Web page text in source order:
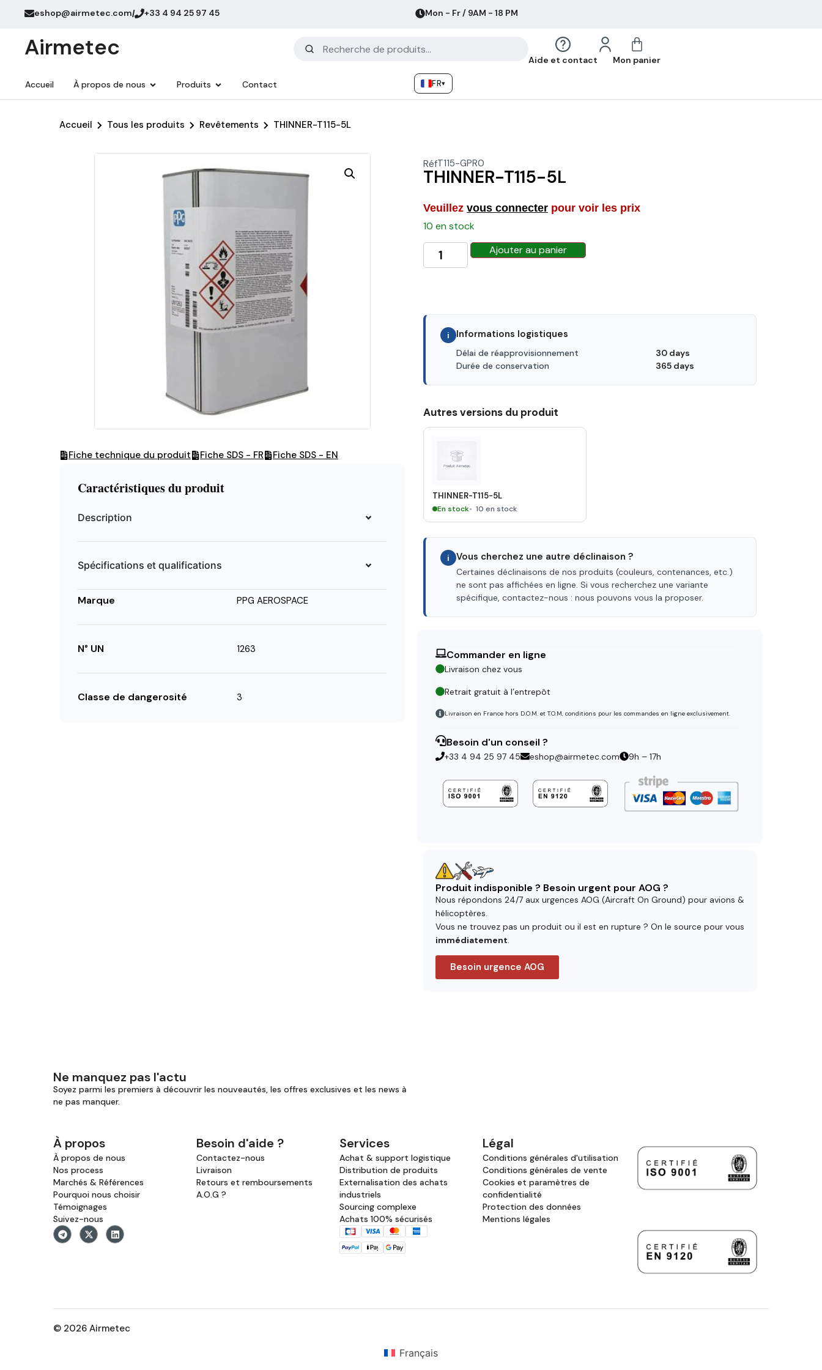
eshop@airmetec.com/ +33 4 94 25 97 45 Mon - Fr / 9AM - 18 PM
Airmetec Aide et contact Mon panier
Accueil À propos de nous Produits Contact FR▾
Accueil Tous les produits Revêtements THINNER-T115-5L
RéfT115-GPR0
THINNER-T115-5L
Veuillez vous connecter pour voir les prix
10 en stock
Ajouter au panier
i Informations logistiques
Délai de réapprovisionnement
30 days
Durée de conservation
365 days
Autres versions du produit
THINNER-T115-5L
En stock 10 en stock
i Vous cherchez une autre déclinaison ?
Certaines déclinaisons de nos produits (couleurs, contenances, etc.)
ne sont pas affichées en ligne. Si vous recherchez une variante
spécifique, contactez-nous : nous pouvons vous la proposer.
Commander en ligne
Livraison chez vous
Retrait gratuit à l’entrepôt
Livraison en France hors D.O.M. et T.O.M, conditions pour les commandes en ligne exclusivement.
Besoin d'un conseil ?
+33 4 94 25 97 45 eshop@airmetec.com 9h – 17h
Produit indisponible ? Besoin urgent pour AOG ?
Nous répondons 24/7 aux urgences AOG (Aircraft On Ground) pour avions &
hélicoptères.
Vous ne trouvez pas un produit ou il est en rupture ? On le source pour vous
immédiatement.
Besoin urgence AOG
Fiche technique du produit Fiche SDS - FR Fiche SDS - EN
Caractéristiques du produit
Description
Spécifications et qualifications
Marque PPG AEROSPACE
N° UN 1263
Classe de dangerosité 3
Ne manquez pas l'actu
Soyez parmi les premiers à découvrir les nouveautés, les offres exclusives et les news à
ne pas manquer.
À propos
À propos de nous
Nos process
Marchés & Références
Pourquoi nous choisir
Témoignages
Suivez-nous
Besoin d'aide ?
Contactez-nous
Livraison
Retours et remboursements
A.O.G ?
Services
Achat & support logistique
Distribution de produits
Externalisation des achats
industriels
Sourcing complexe
Achats 100% sécurisés
Légal
Conditions générales d'utilisation
Conditions générales de vente
Cookies et paramètres de
confidentialité
Protection des données
Mentions légales
© 2026 Airmetec
Français